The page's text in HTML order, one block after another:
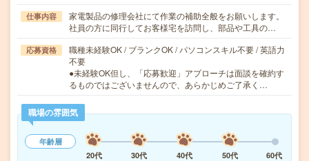
仕事内容
家電製品の修理会社にて作業の補助全般をお願いします。
社員の方に同行してお客様宅を訪問し、部品や工具の…
応募資格
職種未経験OK / ブランクOK / パソコンスキル不要 / 英語力
不要
●未経験OK但し、「応募歓迎」アプローチは面談を確約す
るものではございませんので、あらかじめご了承く…
職場の雰囲気
年齢層
20代
30代 40代 50代
60代